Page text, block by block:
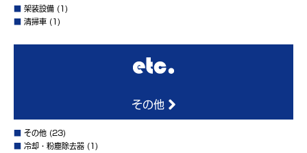
架装設備 (1)
清掃車 (1)
その他
その他 (23)
冷却・粉塵除去器 (1)